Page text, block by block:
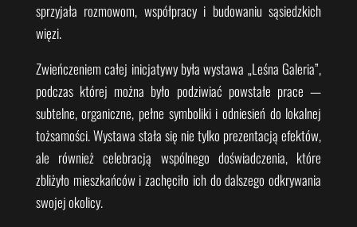
sprzyjała rozmowom, współpracy i budowaniu sąsiedzkich
więzi.
Zwieńczeniem całej inicjatywy była wystawa „Leśna Galeria”,
podczas której można było podziwiać powstałe prace —
subtelne, organiczne, pełne symboliki i odniesień do lokalnej
tożsamości. Wystawa stała się nie tylko prezentacją efektów,
ale również celebracją wspólnego doświadczenia, które
zbliżyło mieszkańców i zachęciło ich do dalszego odkrywania
swojej okolicy.